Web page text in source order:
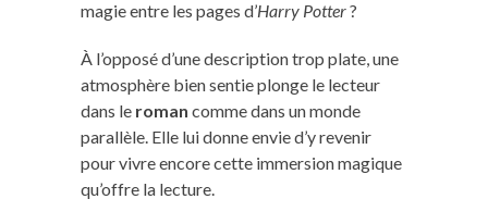
magie entre les pages d’Harry Potter?
À l’opposé d’une description trop plate, une
atmosphère bien sentie plonge le lecteur
dans le roman comme dans un monde
parallèle. Elle lui donne envie d’y revenir
pour vivre encore cette immersion magique
qu’offre la lecture.